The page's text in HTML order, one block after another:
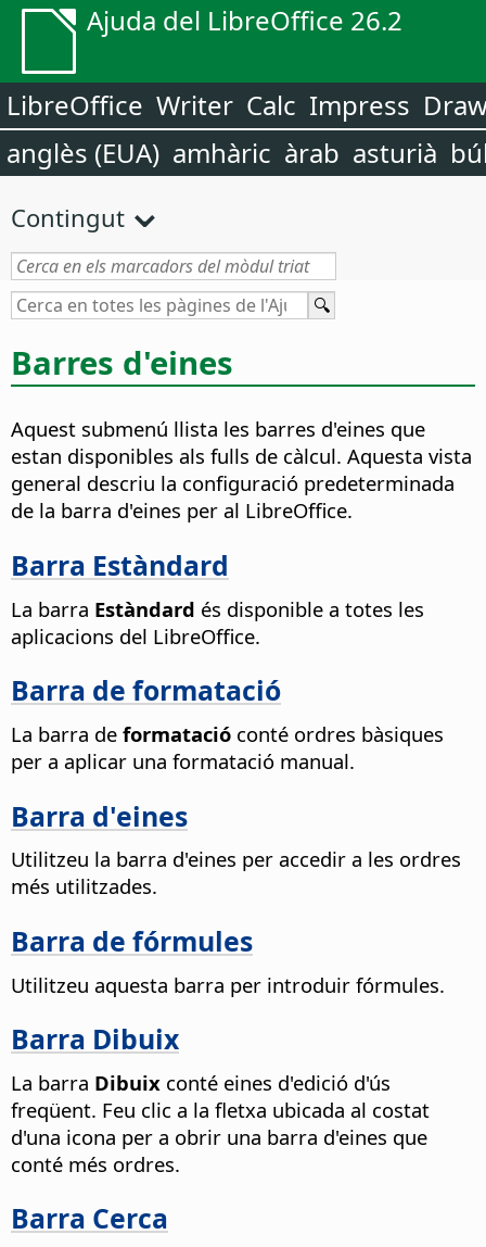
Ajuda del LibreOffice 26.2
LibreOffice Writer Calc Impress
anglès (EUA) amhàric àrab asturià
Contingut
Barres d'eines
Aquest submenú llista les barres d'eines que
estan disponibles als fulls de càlcul. Aquesta vista
general descriu la configuració predeterminada
de la barra d'eines per al LibreOffice.
Barra Estàndard
La barra Estàndard és disponible a totes les
aplicacions del LibreOffice.
Barra de formatació
La barra de formatació conté ordres bàsiques
per a aplicar una formatació manual.
Barra d'eines
Utilitzeu la barra d'eines per accedir a les ordres
més utilitzades.
Barra de fórmules
Utilitzeu aquesta barra per introduir fórmules.
Barra Dibuix
La barra Dibuix conté eines d'edició d'ús
freqüent. Feu clic a la fletxa ubicada al costat
d'una icona per a obrir una barra d'eines que
conté més ordres.
Barra Cerca